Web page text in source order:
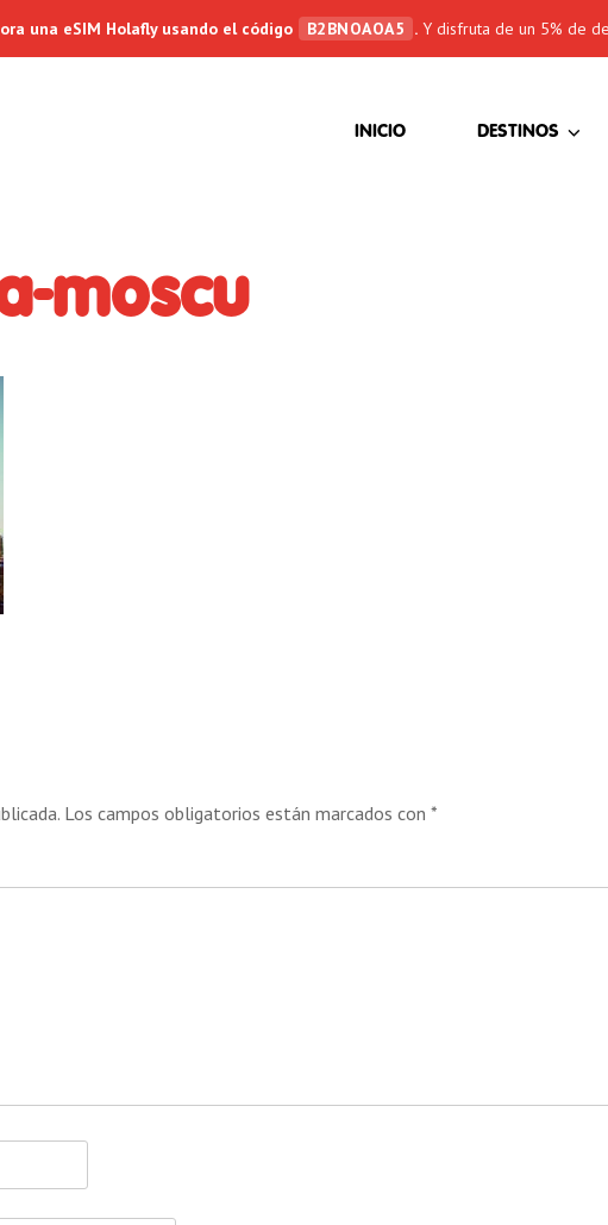
una eSIM Holafly usando el código B2BNOAOA5 . Y disfruta de un 5% de
INICIO(CURRENT)DESTINOS
moscu
Los campos obligatorios están marcados con *